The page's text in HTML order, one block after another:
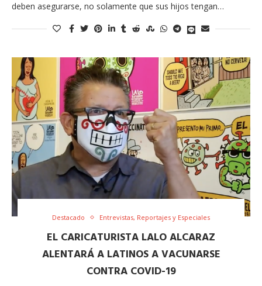
deben asegurarse, no solamente que sus hijos tengan…
Destacado Entrevistas, Reportajes y Especiales
EL CARICATURISTA LALO ALCARAZ
ALENTARÁ A LATINOS A VACUNARSE
CONTRA COVID-19